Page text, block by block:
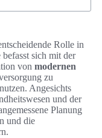
Rolle in
sich mit der
von modernen
zu
Angesichts
und der
Planung
und die